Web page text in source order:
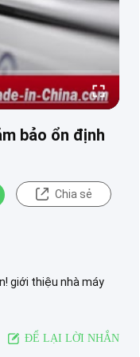
bảo ổn định
Chia sẻ
giới thiệu nhà máy
ĐỂ LẠI LỜI NHẮN